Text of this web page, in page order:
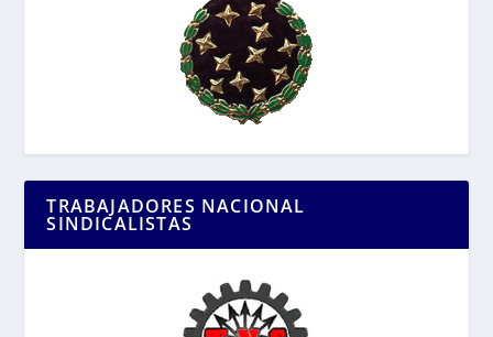
TRABAJADORES NACIONAL
SINDICALISTAS